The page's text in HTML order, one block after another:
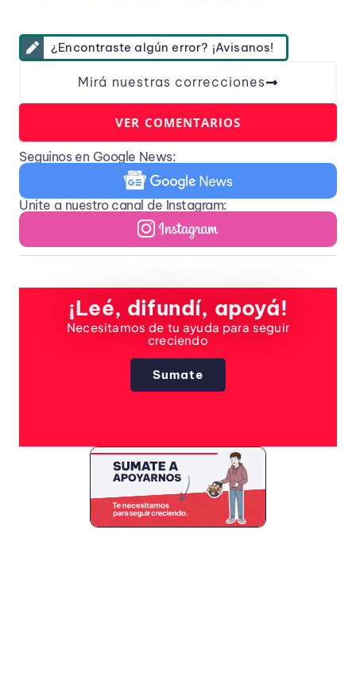
¿Encontraste algún error? ¡Avisanos!
Mirá nuestras correcciones
VER COMENTARIOS
Seguinos en Google News:
Unite a nuestro canal de Instagram:
¡Leé, difundí, apoyá!
Necesitamos de tu ayuda para seguir
creciendo
Sumate